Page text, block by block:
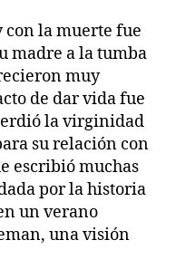
la muerte fue
madre a la tumba
muy
de dar vida fue
la virginidad
su relación con
escribió muchas
por la historia
un verano
una visión